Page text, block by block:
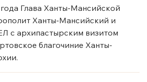
Глава Ханты-Мансийской
Ханты-Мансийский и
с архипастырским визитом
благочиние Ханты-